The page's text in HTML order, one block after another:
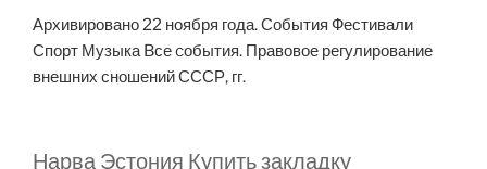
Архивировано 22 ноября года. События Фестивали
Спорт Музыка Bсе cобытия. Правовое регулирование
внешних сношений СССР, гг.
Нарва Эстония Купить закладку